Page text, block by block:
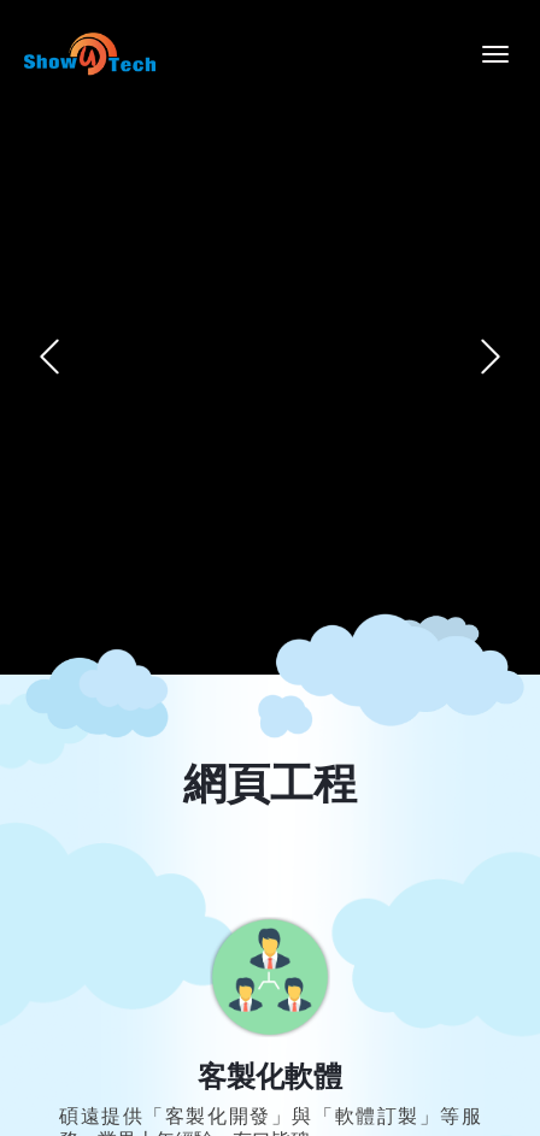
網頁工程
客製化軟體
碩遠提供「客製化開發」與「軟體訂製」等服